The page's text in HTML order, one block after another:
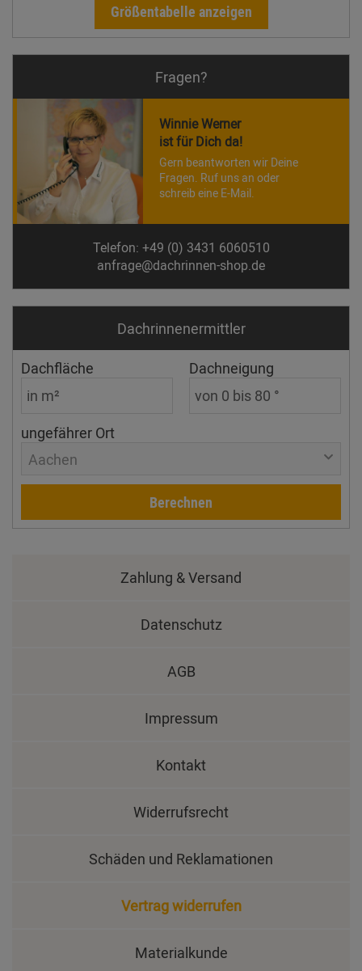
Größentabelle anzeigen
Fragen?
Winnie Werner
ist für Dich da!
Gern beantworten wir Deine
Fragen. Ruf uns an oder
schreib eine E-Mail.
Telefon: +49 (0) 3431 6060510
anfrage@dachrinnen-shop.de
Dachrinnen­ermittler
Dachfläche Dachneigung
ungefährer Ort
Aachen
Berechnen
Zahlung & Versand
Datenschutz
AGB
Impressum
Kontakt
Widerrufsrecht
Schäden und Reklamationen
Vertrag widerrufen
Materialkunde